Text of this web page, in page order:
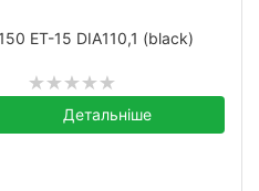
ET-15 DIA110,1 (black)
Детальніше